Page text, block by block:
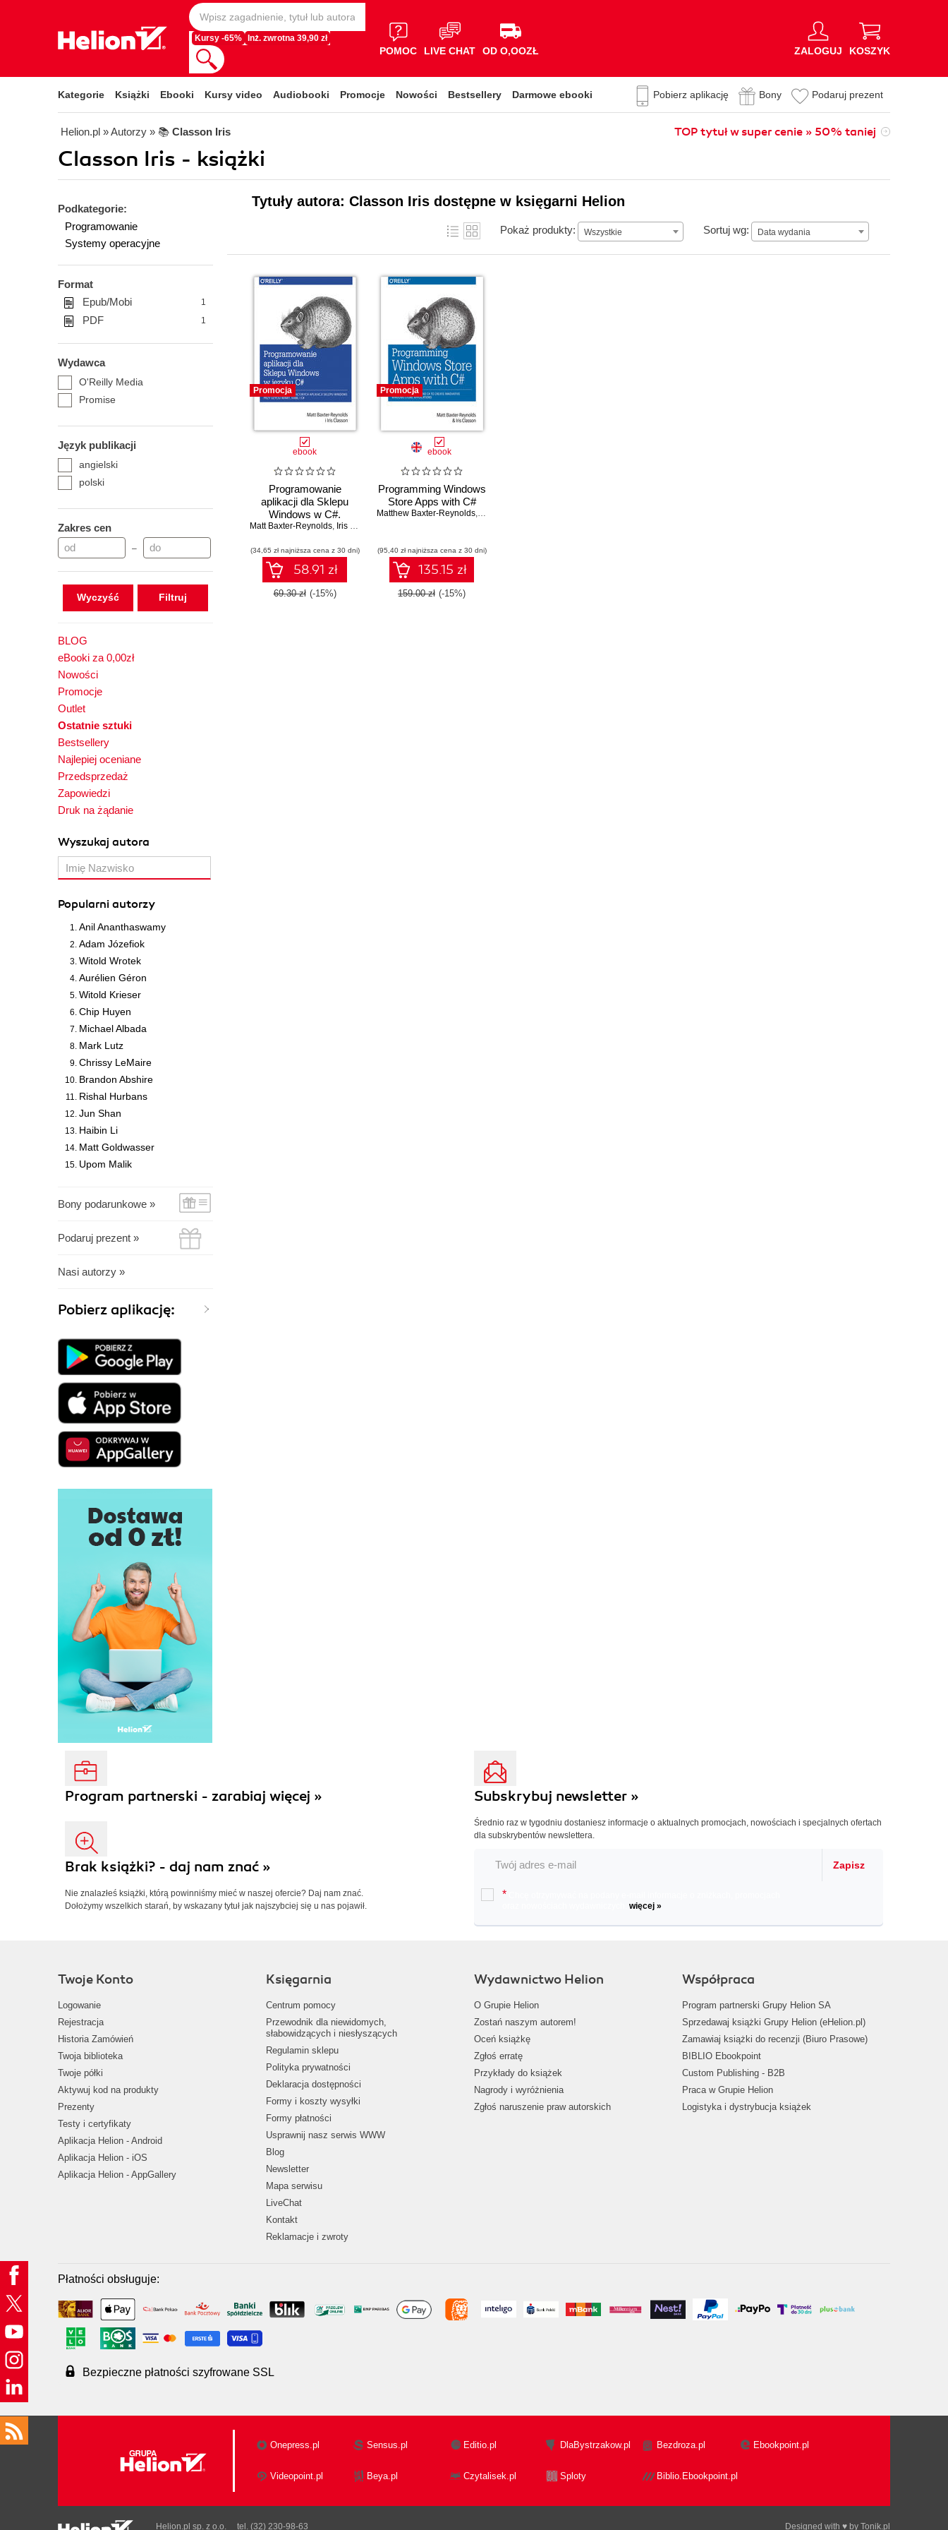
Kursy -65% Inż. zwrotna 39,90 zł
POMOC LIVE CHAT OD O,OOZŁ ZALOGUJ KOSZYK
Kategorie Książki Ebooki Kursy video Audiobooki Promocje Nowości Bestsellery Darmowe ebooki Pobierz aplikację Bony Podaruj prezent
Helion.pl » Autorzy » 📚 Classon Iris TOP tytuł w super cenie » 50% taniej
Classon Iris - książki
Podkategorie:
Programowanie
Systemy operacyjne
Format
Epub/Mobi
1
PDF 1
Wydawca
O'Reilly Media
Promise
Język publikacji
angielski
polski
Zakres cen
–
Wyczyść
BLOG
eBooki za 0,00zł
Nowości
Promocje
Outlet
Ostatnie sztuki
Bestsellery
Najlepiej oceniane
Przedsprzedaż
Zapowiedzi
Druk na żądanie
Wyszukaj autora
Popularni autorzy
Anil Ananthaswamy
Adam Józefiok
Witold Wrotek
Aurélien Géron
Witold Krieser
Chip Huyen
Michael Albada
Mark Lutz
Chrissy LeMaire
Brandon Abshire
Rishal Hurbans
Jun Shan
Haibin Li
Matt Goldwasser
Upom Malik
Bony podarunkowe »
Podaruj prezent »
Nasi autorzy »
Pobierz aplikację:
Tytuły autora: Classon Iris dostępne w księgarni Helion
Pokaż produkty: Wszystkie Sortuj wg: Data wydania
Data wydania
Promocja
ebook
Programowanie
aplikacji dla Sklepu
Windows w C#.
Projektowanie
sklepu Windows przy
użyciu WinRT, XAML i
C#
Matt Baxter-Reynolds, Iris Classon
(34,65 zł najniższa cena z 30 dni)
58.91 zł
69.30 zł (-15%)
Promocja
ebook
Programming Windows
Store Apps with C#
Matthew Baxter-Reynolds, Iris Classon
(95,40 zł najniższa cena z 30 dni)
135.15 zł
159.00 zł (-15%)
Program partnerski - zarabiaj więcej »
Brak książki? - daj nam znać »
Nie znalazłeś książki, którą powinniśmy mieć w naszej ofercie? Daj nam znać.
Dołożymy wszelkich starań, by wskazany tytuł jak najszybciej się u nas pojawił.
Subskrybuj newsletter »
Średnio raz w tygodniu dostaniesz informacje o aktualnych promocjach, nowościach i specjalnych ofertach
dla subskrybentów newslettera.
Zapisz
*
więcej »
Twoje Konto
Logowanie
Rejestracja
Historia Zamówień
Twoja biblioteka
Twoje półki
Aktywuj kod na produkty
Prezenty
Testy i certyfikaty
Aplikacja Helion - Android
Aplikacja Helion - iOS
Aplikacja Helion - AppGallery
Księgarnia
Centrum pomocy
Przewodnik dla niewidomych,
słabowidzących i niesłyszących
Regulamin sklepu
Polityka prywatności
Deklaracja dostępności
Formy i koszty wysyłki
Formy płatności
Usprawnij nasz serwis WWW
Blog
Newsletter
Mapa serwisu
LiveChat
Kontakt
Reklamacje i zwroty
Wydawnictwo Helion
O Grupie Helion
Zostań naszym autorem!
Oceń książkę
Zgłoś erratę
Przykłady do książek
Nagrody i wyróżnienia
Zgłoś naruszenie praw autorskich
Współpraca
Program partnerski Grupy Helion SA
Sprzedawaj książki Grupy Helion (eHelion.pl)
Zamawiaj książki do recenzji (Biuro Prasowe)
BIBLIO Ebookpoint
Custom Publishing - B2B
Praca w Grupie Helion
Logistyka i dystrybucja książek
Płatności obsługuje:
Bezpieczne płatności szyfrowane SSL
Onepress.pl Sensus.pl Editio.pl DlaBystrzakow.pl Bezdroza.pl Ebookpoint.pl
Videopoint.pl Beya.pl Czytalisek.pl Sploty Biblio.Ebookpoint.pl
Designed with ♥ by Tonik.pl
Helion.pl sp. z o.o. tel. (32) 230-98-63